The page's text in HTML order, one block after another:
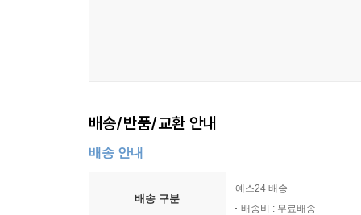
확장되고 심화될 AI 시대의 미디어 연구와 사회적
AI 시대를 이해하고, 준비하고, 책임 있게 맞이하
될 것이다.
배송/반품/교환 안내
배송 안내
배송 구분
예스24 배송
배송비 : 무료배송